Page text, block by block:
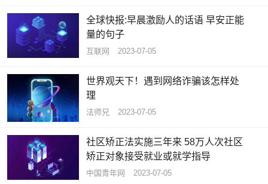
全球快报:早晨激励人的话语 早安正能
量的句子
互联网 2023-07-05
世界观天下！遇到网络诈骗该怎样处
理
法师兄 2023-07-05
社区矫正法实施三年来 58万人次社区
矫正对象接受就业或就学指导
中国青年网 2023-07-05